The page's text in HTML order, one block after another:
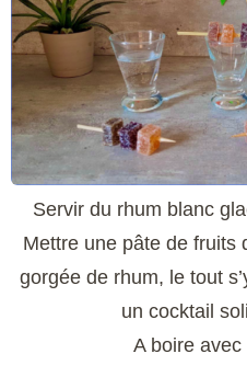
Servir du rhum blanc
Mettre une pâte de fruits
gorgée de rhum, le tout
un cocktail
A boire